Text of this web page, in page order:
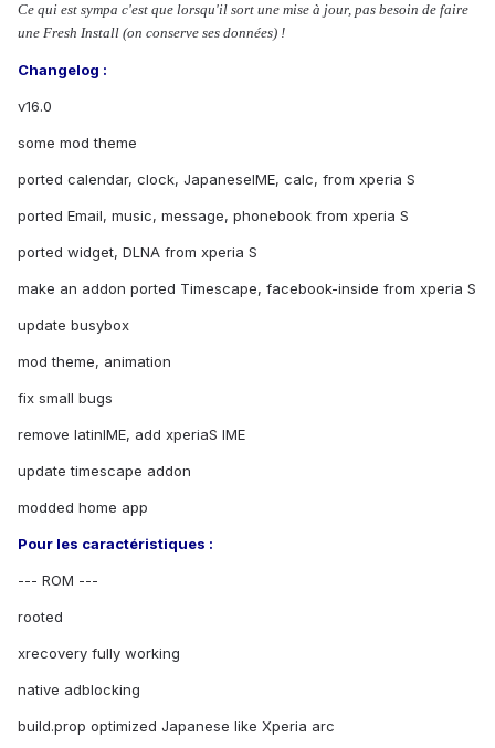
Ce qui est sympa c'est que lorsqu'il sort une mise à jour, pas besoin de faire
une Fresh Install (on conserve ses données) !
Changelog :
v16.0
some mod theme
ported calendar, clock, JapaneseIME, calc, from xperia S
ported Email, music, message, phonebook from xperia S
ported widget, DLNA from xperia S
make an addon ported Timescape, facebook-inside from xperia S
update busybox
mod theme, animation
fix small bugs
remove latinIME, add xperiaS IME
update timescape addon
modded home app
Pour les caractéristiques :
--- ROM ---
rooted
xrecovery fully working
native adblocking
build.prop optimized Japanese like Xperia arc